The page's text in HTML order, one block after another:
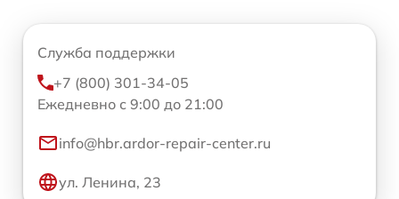
Служба поддержки
+7 (800) 301-34-05
Ежедневно с 9:00 до 21:00
info@hbr.ardor-repair-center.ru
ул. Ленина, 23